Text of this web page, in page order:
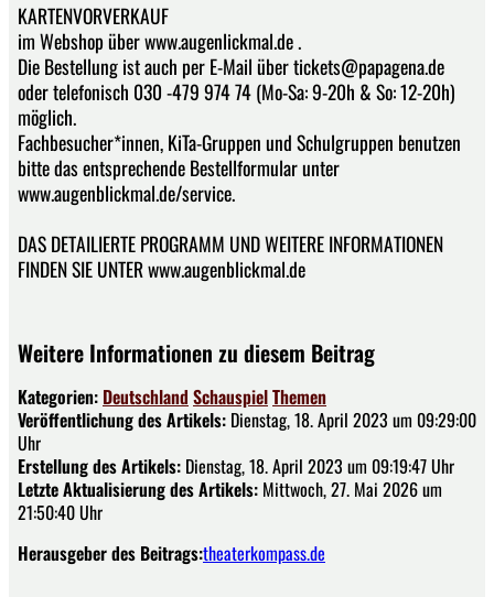
KARTENVORVERKAUF
im Webshop über www.augenlickmal.de .
Die Bestellung ist auch per E-Mail über tickets@papagena.de
oder telefonisch 030 -479 974 74 (Mo-Sa: 9-20h & So: 12-20h)
möglich.
Fachbesucher*innen, KiTa-Gruppen und Schulgruppen benutzen
bitte das entsprechende Bestellformular unter
www.augenblickmal.de/service.
DAS DETAILIERTE PROGRAMM UND WEITERE INFORMATIONEN
FINDEN SIE UNTER www.augenblickmal.de
Weitere Informationen zu diesem Beitrag
Kategorien: Deutschland SchauspielThemen
Veröffentlichung des Artikels: Dienstag, 18. April 2023 um 09:29:00
Uhr
Erstellung des Artikels: Dienstag, 18. April 2023 um 09:19:47 Uhr
Letzte Aktualisierung des Artikels: Mittwoch, 27. Mai 2026 um
21:50:40 Uhr
Herausgeber des Beitrags:theaterkompass.de